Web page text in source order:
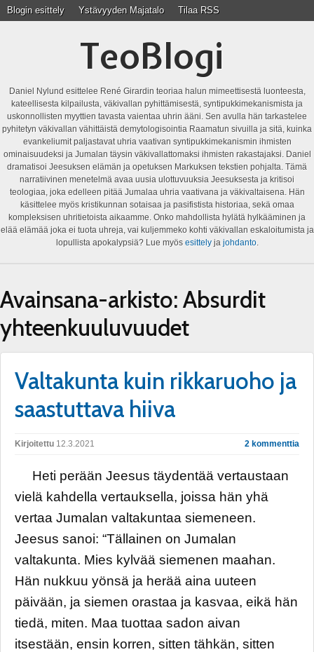
Blogin esittely Ystävyyden Majatalo Tilaa RSS
TeoBlogi
Daniel Nylund esittelee René Girardin teoriaa halun mimeettisestä luonteesta,
kateellisesta kilpailusta, väkivallan pyhittämisestä, syntipukkimekanismista ja
uskonnollisten myyttien tavasta vaientaa uhrin ääni. Sen avulla hän tarkastelee
pyhitetyn väkivallan vähittäistä demytologisointia Raamatun sivuilla ja sitä, kuinka
evankeliumit paljastavat uhria vaativan syntipukkimekanismin ihmisten
ominaisuudeksi ja Jumalan täysin väkivallattomaksi ihmisten rakastajaksi. Daniel
dramatisoi Jeesuksen elämän ja opetuksen Markuksen tekstien pohjalta. Tämä
narratiivinen menetelmä avaa uusia ulottuvuuksia Jeesuksesta ja kritisoi
teologiaa, joka edelleen pitää Jumalaa uhria vaativana ja väkivaltaisena. Hän
käsittelee myös kristikunnan sotaisaa ja pasifistista historiaa, sekä omaa
kompleksisen uhritietoista aikaamme. Onko mahdollista hylätä hylkääminen ja
elää elämää joka ei tuota uhreja, vai kuljemmeko kohti väkivallan eskaloitumista ja
lopullista apokalypsiä? Lue myös esittelyja johdanto.
Avainsana-arkisto: Absurdit
yhteenkuuluvuudet
Valtakunta kuin rikkaruoho ja
saastuttava hiiva
Kirjoitettu 12.3.2021 2 kommenttia
Heti perään Jeesus täydentää vertaustaan
vielä kahdella vertauksella, joissa hän yhä
vertaa Jumalan valtakuntaa siemeneen.
Jeesus sanoi: “Tällainen on Jumalan
valtakunta. Mies kylvää siemenen maahan.
Hän nukkuu yönsä ja herää aina uuteen
päivään, ja siemen orastaa ja kasvaa, eikä hän
tiedä, miten. Maa tuottaa sadon aivan
itsestään, ensin korren, sitten tähkän, sitten